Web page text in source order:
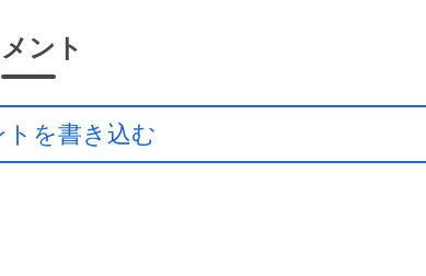
ント
を書き込む